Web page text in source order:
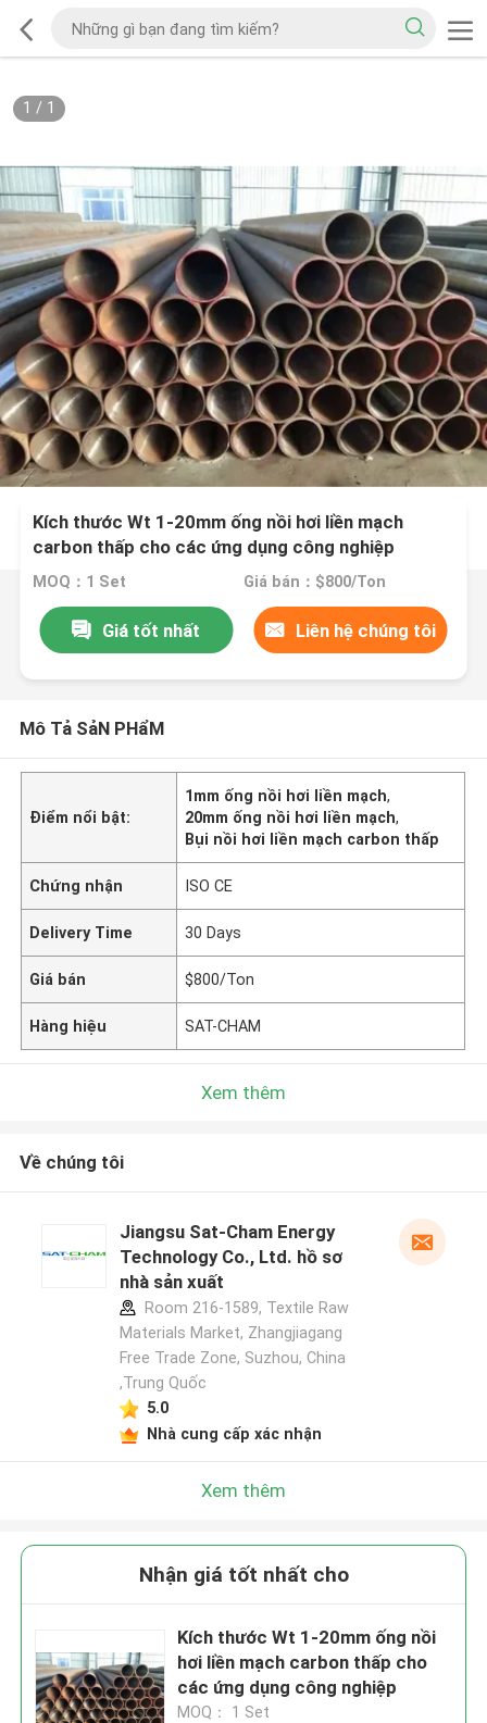
1 / 1
Kích thước Wt 1-20mm ống nồi hơi liền mạch
carbon thấp cho các ứng dụng công nghiệp
MOQ：1 Set Giá bán：$800/Ton
Giá tốt nhất Liên hệ chúng tôi
Mô Tả SảN PHẩM
Điểm nổi bật:
1mm ống nồi hơi liền mạch,
20mm ống nồi hơi liền mạch,
Bụi nồi hơi liền mạch carbon thấp
Chứng nhận ISO CE
Delivery Time 30 Days
Giá bán $800/Ton
Hàng hiệu SAT-CHAM
Xem thêm
Về chúng tôi
Jiangsu Sat-Cham Energy
Technology Co., Ltd. hồ sơ
nhà sản xuất
Room 216-1589, Textile Raw
Materials Market, Zhangjiagang
Free Trade Zone, Suzhou, China
,Trung Quốc
5.0
Nhà cung cấp xác nhận
Xem thêm
Nhận giá tốt nhất cho
Kích thước Wt 1-20mm ống nồi
hơi liền mạch carbon thấp cho
các ứng dụng công nghiệp
MOQ： 1 Set